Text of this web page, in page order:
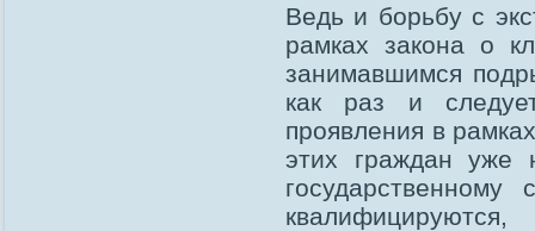
Ведь и борьбу с
рамках закона о
занимавшимся
как раз и
проявления в
этих граждан уже